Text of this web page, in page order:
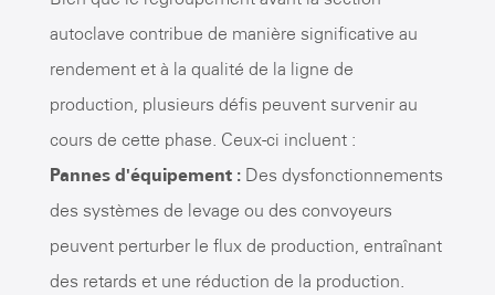
autoclave contribue de manière significative au
rendement et à la qualité de la ligne de
production, plusieurs défis peuvent survenir au
cours de cette phase. Ceux-ci incluent :
Pannes d'équipement : Des dysfonctionnements
des systèmes de levage ou des convoyeurs
peuvent perturber le flux de production, entraînant
des retards et une réduction de la production.